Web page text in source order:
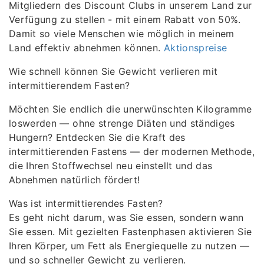
Mitgliedern des Discount Clubs in unserem Land zur
Verfügung zu stellen - mit einem Rabatt von 50%.
Damit so viele Menschen wie möglich in meinem
Land effektiv abnehmen können. Aktionspreise
Wie schnell können Sie Gewicht verlieren mit
intermittierendem Fasten?
Möchten Sie endlich die unerwünschten Kilogramme
loswerden — ohne strenge Diäten und ständiges
Hungern? Entdecken Sie die Kraft des
intermittierenden Fastens — der modernen Methode,
die Ihren Stoffwechsel neu einstellt und das
Abnehmen natürlich fördert!
Was ist intermittierendes Fasten?
Es geht nicht darum, was Sie essen, sondern wann
Sie essen. Mit gezielten Fastenphasen aktivieren Sie
Ihren Körper, um Fett als Energiequelle zu nutzen —
und so schneller Gewicht zu verlieren.